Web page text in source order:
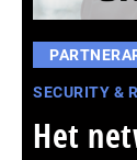
SECURITY &
Het